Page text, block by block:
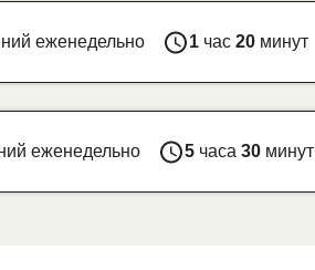
еженедельно 1 час20 минут
еженедельно 5 часа30 минут